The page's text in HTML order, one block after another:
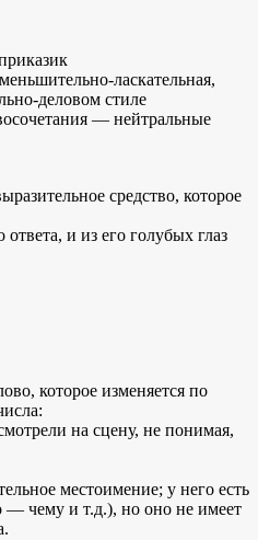
стиле
— нейтральные
средство, которое
и из его голубых глаз
которое изменяется по
на сцену, не понимая,
местоимение; у него есть
чему и т.д.), но оно не имеет